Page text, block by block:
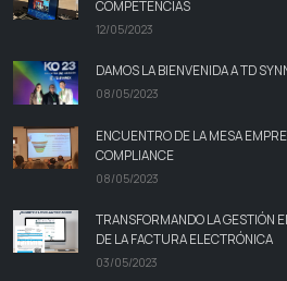
COMPETENCIAS
12/05/2023
DAMOS LA BIENVENIDA A TD
08/05/2023
ENCUENTRO DE LA MESA
COMPLIANCE
08/05/2023
TRANSFORMANDO LA GESTIÓN
DE LA FACTURA ELECTRÓNICA
03/05/2023